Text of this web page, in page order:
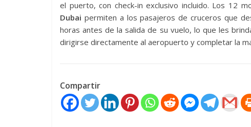
el puerto, con check-in exclusivo incluido. Los 12
Dubai permiten a los pasajeros de cruceros que
horas antes de la salida de su vuelo, lo que les
dirigirse directamente al aeropuerto y completar la
Compartir